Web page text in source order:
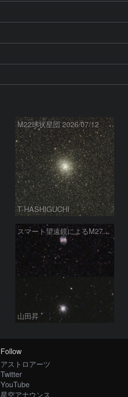
M22球状星団 2026/07/12
T-HASHIGUCHI
スマート望遠鏡によるM27とM13
山田昇
Follow
アストロアーツ
Twitter
YouTube
星空アナウンス